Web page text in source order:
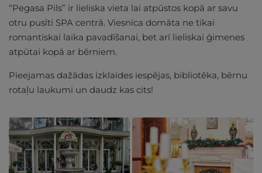
“Pegasa Pils” ir lieliska vieta lai atpūstos kopā ar savu
otru pusīti SPA centrā. Viesnīca domāta ne tikai
romantiskai laika pavadīšanai, bet arī lieliskai ģimenes
atpūtai kopā ar bērniem.
Pieejamas dažādas izklaides iespējas, bibliotēka, bērnu
rotaļu laukumi un daudz kas cits!